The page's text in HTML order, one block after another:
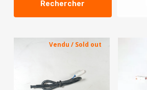
Vendu / Sold out